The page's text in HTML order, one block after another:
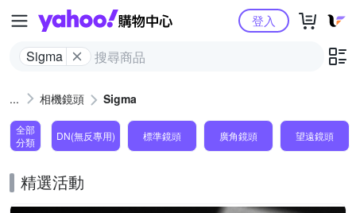
Yahoo購物中心
Sigma
登入
相機鏡頭 Sigma
全部
分類
DN(無反專用) 標準鏡頭 廣角鏡頭 望遠鏡頭
精選活動